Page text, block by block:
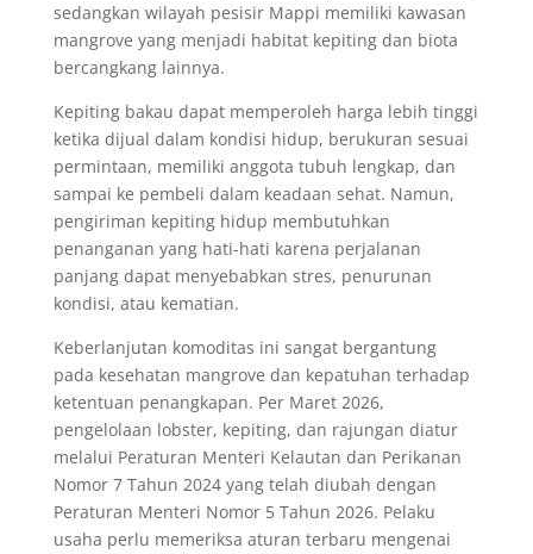
sedangkan wilayah pesisir Mappi memiliki kawasan
mangrove yang menjadi habitat kepiting dan biota
bercangkang lainnya.
Kepiting bakau dapat memperoleh harga lebih tinggi
ketika dijual dalam kondisi hidup, berukuran sesuai
permintaan, memiliki anggota tubuh lengkap, dan
sampai ke pembeli dalam keadaan sehat. Namun,
pengiriman kepiting hidup membutuhkan
penanganan yang hati-hati karena perjalanan
panjang dapat menyebabkan stres, penurunan
kondisi, atau kematian.
Keberlanjutan komoditas ini sangat bergantung
pada kesehatan mangrove dan kepatuhan terhadap
ketentuan penangkapan. Per Maret 2026,
pengelolaan lobster, kepiting, dan rajungan diatur
melalui Peraturan Menteri Kelautan dan Perikanan
Nomor 7 Tahun 2024 yang telah diubah dengan
Peraturan Menteri Nomor 5 Tahun 2026. Pelaku
usaha perlu memeriksa aturan terbaru mengenai